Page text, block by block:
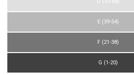
D (55-68)
E (39-54)
F (21-38)
G (1-20)